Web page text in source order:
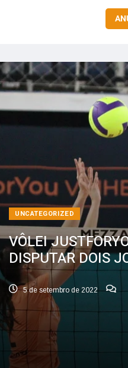
UNCATEGORIZED
VÔLEI
DISPUTAR DOIS
5 de setembro de 2022